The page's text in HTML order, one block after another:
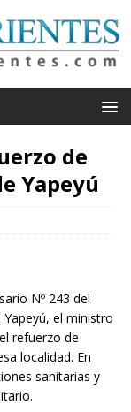
de
Yapeyú
Nº 243 del
el ministro
refuerzo de
localidad. En
sanitarias y